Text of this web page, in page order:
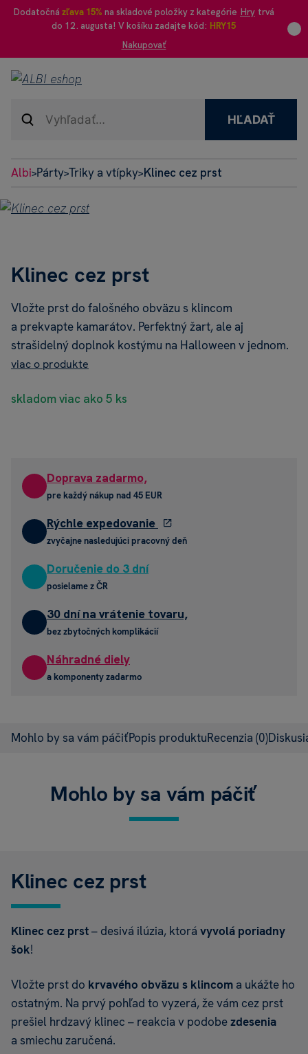
Dodatočná zľava 15% na skladové položky z kategórie Hry trvá
do 12. augusta! V košíku zadajte kód: HRY15
Nakupovať
HĽADAŤ
Albi>Párty>Triky a vtípky>Klinec cez prst
Klinec cez prst
Vložte prst do falošného obväzu s klincom
a prekvapte kamarátov. Perfektný žart, ale aj
strašidelný doplnok kostýmu na Halloween v jednom.
viac o produkte
skladom viac ako 5 ks
Doprava zadarmo,
pre každý nákup nad 45 EUR
Rýchle expedovanie
zvyčajne nasledujúci pracovný deň
Doručenie do 3 dní
posielame z ČR
30 dní na vrátenie tovaru,
bez zbytočných komplikácií
Náhradné diely
a komponenty zadarmo
Mohlo by sa vám páčiťPopis produktuRecenzia (0)
Mohlo by sa vám páčiť
Klinec cez prst
Klinec cez prst– desivá ilúzia, ktorá vyvolá poriadny
šok!
Vložte prst do krvavého obväzu s klincom a ukážte ho
ostatným. Na prvý pohľad to vyzerá, že vám cez prst
prešiel hrdzavý klinec – reakcia v podobezdesenia
a smiechu zaručená.